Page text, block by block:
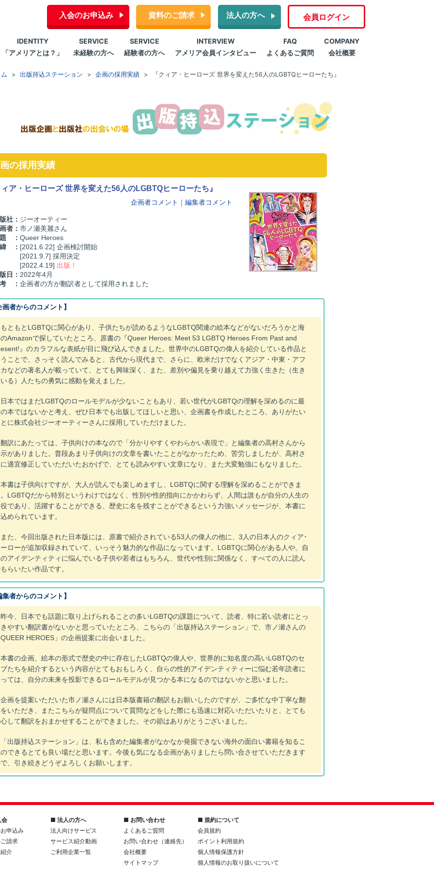
入会のお申込み 資料のご請求 法人の方へ 会員ログイン
IDENTITY
「アメリアとは？」
SERVICE
未経験の方へ
SERVICE
経験者の方へ
INTERVIEW
アメリア会員インタビュー
FAQ
よくあるご質問
COMPANY
会社概要
出版持込ステーション 企画の採用実績 『クィア・ヒーローズ 世界を変えた56人のLGBTQヒーローたち』
の採用実績
ア・ヒーローズ 世界を変えた56人のLGBTQヒーローたち』
企画者コメント ｜ 編集者コメント
社： ジーオーティー
者： 市ノ瀬美麗さん
： Queer Heroes
： [2021.6.22] 企画検討開始
採用決定
出版！
日： 2022年4月
： 企画者の方が翻訳者として採用されました
画者からのコメント】
もとLGBTQに関心があり、子供たちが読めるようなLGBTQ関連の絵本などがないだろうかと海
Amazonで探していたところ、原書の『Queer Heroes: Meet 53 LGBTQ Heroes From Past and
』のカラフルな表紙が目に飛び込んできました。世界中のLGBTQの偉人を紹介している作品と
ことで、さっそく読んでみると、古代から現代まで、さらに、欧米だけでなくアジア・中東・アフ
などの著名人が載っていて、とても興味深く、また、差別や偏見を乗り越えて力強く生きた（生き
る）人たちの勇気に感動を覚えました。
ではまだLGBTQのロールモデルが少ないこともあり、若い世代がLGBTQの理解を深めるのに最
本ではないかと考え、ぜひ日本でも出版してほしいと思い、企画書を作成したところ、ありがたい
に株式会社ジーオーティーさんに採用していただけました。
にあたっては、子供向けの本なので「分かりやすくやわらかい表現で」と編集者の高村さんから
がありました。普段あまり子供向けの文章を書いたことがなかったため、苦労しましたが、高村さ
適宜修正していただいたおかげで、とても読みやすい文章になり、また大変勉強にもなりました。
は子供向けですが、大人が読んでも楽しめますし、LGBTQに関する理解を深めることができま
LGBTQだから特別というわけではなく、性別や性的指向にかかわらず、人間は誰もが自分の人生の
であり、活躍することができる、歴史に名を残すことができるという力強いメッセージが、本書に
められています。
、今回出版された日本版には、原書で紹介されている53人の偉人の他に、3人の日本人のクィア･
ローが追加収録されていて、いっそう魅力的な作品になっています。LGBTQに関心がある人や、自
アイデンティティに悩んでいる子供や若者はもちろん、世代や性別に関係なく、すべての人に読ん
らいたい作品です。
集者からのコメント】
、日本でも話題に取り上げられることの多いLGBTQの課題について、読者、特に若い読者にとっ
やすい翻訳書がないかと思っていたところ、こちらの「出版持込ステーション」で、市ノ瀬さんの
HEROES」の企画提案に出会いました。
の企画、絵本の形式で歴史の中に存在したLGBTQの偉人や、世界的に知名度の高いLGBTQのセ
たちを紹介するという内容がとてもおもしろく、自らの性的アイデンティティーに悩む若年読者に
ては、自分の未来を投影できるロールモデルが見つかる本になるのではないかと思いました。
を提案いただいた市ノ瀬さんには日本版書籍の翻訳もお願いしたのですが、ご多忙な中丁寧な翻
いただき、またこちらが疑問点について質問などをした際にも迅速に対応いただいたりと、とても
して翻訳をおまかせすることができました。その節はありがとうございました。
版持込ステーション」は、私も含めた編集者がなかなか発掘できない海外の面白い書籍を知るこ
できるとても良い場だと思います。今後も気になる企画がありましたら問い合させていただきます
、引き続きどうぞよろしくお願いします。
申込み
請求
介
■ 法人の方へ
法人向けサービス
サービス紹介動画
ご利用企業一覧
■ お問い合わせ
よくあるご質問
お問い合わせ（連絡先）
会社概要
サイトマップ
■ 規約について
会員規約
ポイント利用規約
個人情報保護方針
個人情報のお取り扱いについて